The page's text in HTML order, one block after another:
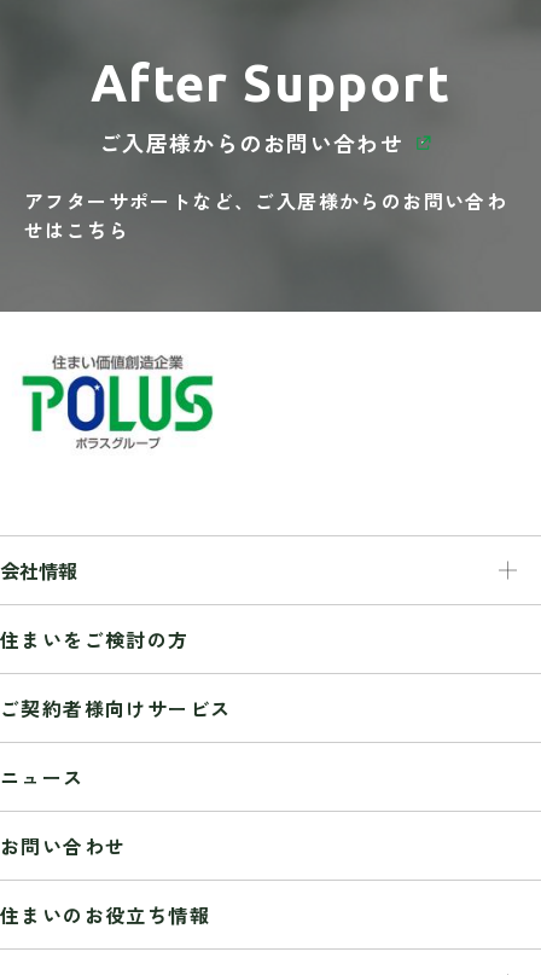
After Support
ご入居様からのお問い合わせ
アフターサポートなど、 ご入居様からの お問い合わ
せはこちら
会社情報
トップメッセージ
会社概要
業務推移
沿革
グッドデザイン賞
住まいをご検討の方
ご契約者様向けサービス
ニュース
お問い合わせ
住まいのお役立ち情報